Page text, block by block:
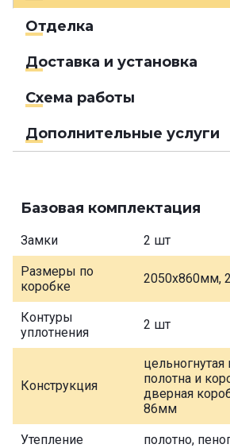
Отделка
Доставка и установка
Схема работы
Дополнительные услуги
Базовая комплектация
Замки 2 шт
Размеры по
коробке
2050х860мм,
Контуры
уплотнения
2 шт
Конструкция
цельногнутая
полотна и
дверная
86мм
Утепление полотно,